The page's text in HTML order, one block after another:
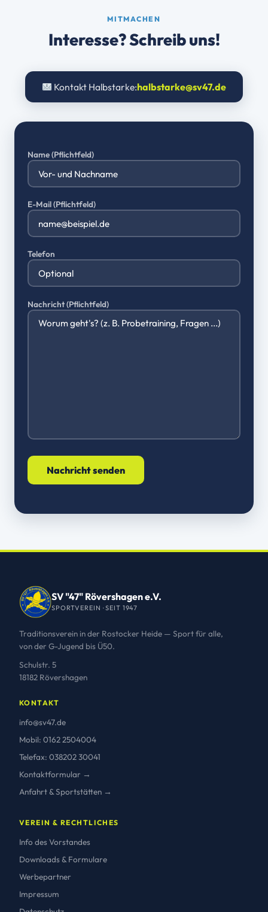
MITMACHEN
Interesse? Schreib uns!
Kontakt Halbstarke:halbstarke@sv47.de
Name (Pflichtfeld)
E-Mail (Pflichtfeld)
Telefon
Nachricht (Pflichtfeld)
SV "47" Rövershagen e.V.
SPORTVEREIN · SEIT 1947
Traditionsverein in der Rostocker Heide — Sport für alle,
von der G-Jugend bis Ü50.
Schulstr. 5
18182 Rövershagen
KONTAKT
info@sv47.de
Mobil: 0162 2504004
Telefax: 038202 30041
Kontaktformular →
Anfahrt & Sportstätten →
VEREIN & RECHTLICHES
Info des Vorstandes
Downloads & Formulare
Werbepartner
Impressum